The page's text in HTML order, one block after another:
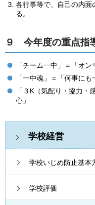
各行事等で、自己の内面
る。
９ 今年度の重点指
「チーム一中」＝「オ
「一中魂」＝「何事に
「３K（気配り・協力・
心」
学校経営
学校いじめ防止基本
学校評価